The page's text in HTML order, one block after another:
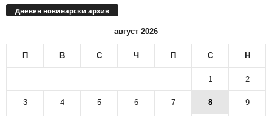
Дневен новинарски архив
август 2026
П В С Ч П С Н
1 2
3 4 5 6 7 8 9